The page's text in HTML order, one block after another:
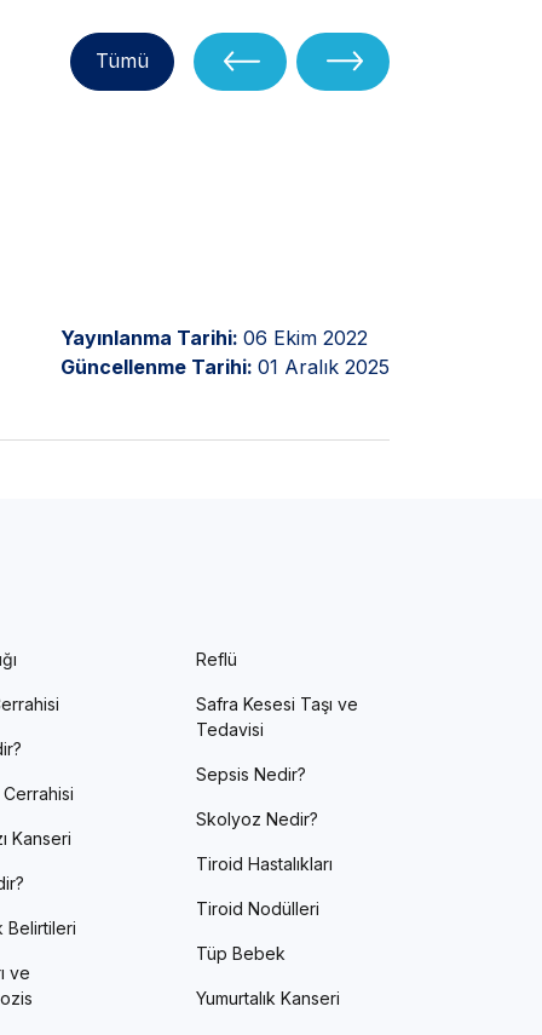
Tümü
Yayınlanma Tarihi: 06 Ekim 2022
Güncellenme Tarihi: 01 Aralık 2025
Kanseri
Belirtileri
ve
Reflü
Safra Kesesi Taşı ve
Tedavisi
Sepsis Nedir?
Skolyoz Nedir?
Tiroid Hastalıkları
Tiroid Nodülleri
Tüp Bebek
Yumurtalık Kanseri